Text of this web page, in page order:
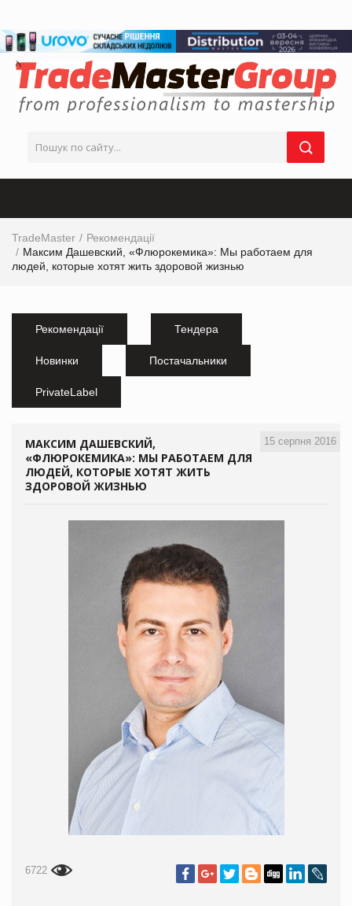
TradeMaster
Рекомендації
Максим Дашевский, «Флюрокемика»: Мы работаем для
людей, которые хотят жить здоровой жизнью
Рекомендації Тендера
Новинки Постачальники
PrivateLabel
15 серпня 2016
МАКСИМ ДАШЕВСКИЙ,
«ФЛЮРОКЕМИКА»: МЫ РАБОТАЕМ ДЛЯ
ЛЮДЕЙ, КОТОРЫЕ ХОТЯТ ЖИТЬ
ЗДОРОВОЙ ЖИЗНЬЮ
6722